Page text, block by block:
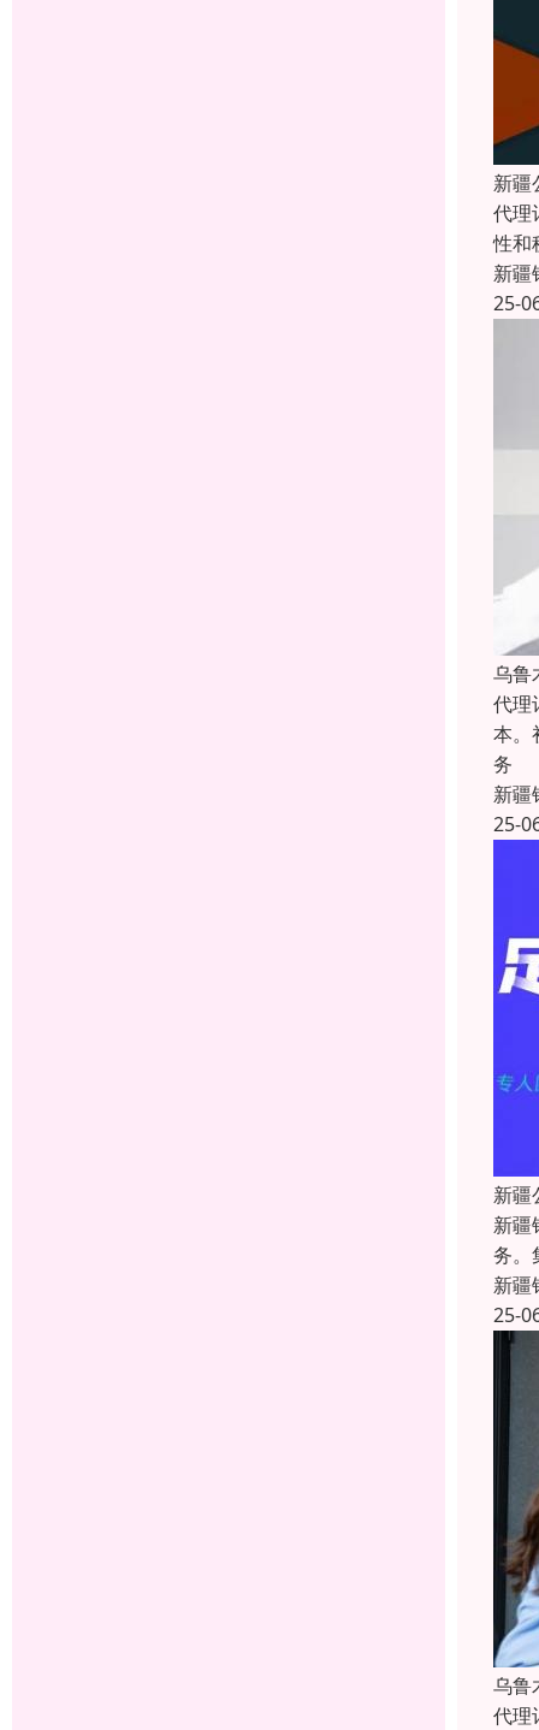
新疆
代理
性和
新疆
25-
乌鲁
代理
本。
务
新疆
25-
新疆
新疆
务。
新疆
25-
乌鲁
代理